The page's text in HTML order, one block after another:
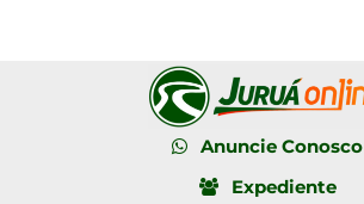
Anuncie Conosco
Expediente